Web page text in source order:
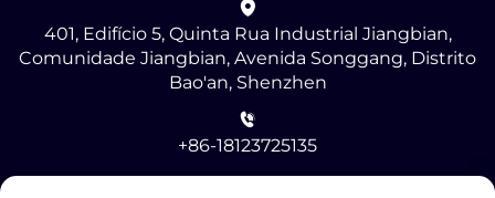
401, Edifício 5, Quinta Rua Industrial Jiangbian,
Comunidade Jiangbian, Avenida Songgang, Distrito
Bao'an, Shenzhen
+86-18123725135